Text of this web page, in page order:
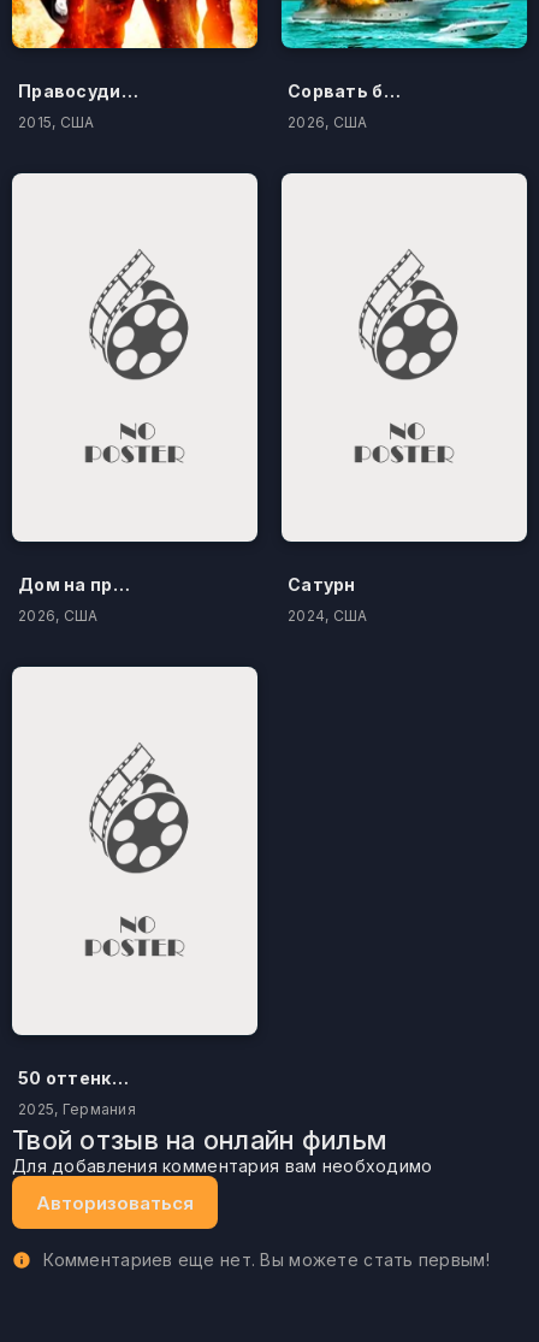
Правосудие по-американски
2015, США
Сорвать банк 3: Вор-джентльмен
2026, США
Дом на проклятом холме
2026, США
Сатурн
2024, США
50 оттенков бестселлера
2025, Германия
Твой отзыв на онлайн фильм
Для добавления комментария вам необходимо
Авторизоваться
Комментариев еще нет. Вы можете стать первым!